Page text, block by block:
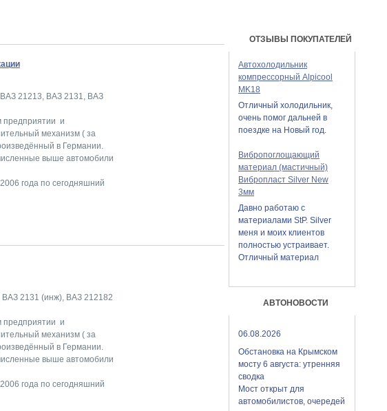
ОТЗЫВЫ ПОКУПАТЕЛЕЙ
Автохолодильник
компрессорный Alpicool
MK18
Отличный холодильник,
очень помог дальней в
поездке на Новый год.
Вибропоглощающий
материал (мастичный)
Вибропласт Silver New
3мм
Давно работаю с
материалами StP. Silver
меня и моих клиентов
полностью устраивает.
Отличный материал
АВТОНОВОСТИ
06.08.2026
Обстановка на Крымском
мосту 6 августа: утренняя
сводка
Мост открыт для
автомобилистов, очередей
21213, ВАЗ 2131, ВАЗ
предприятии и
механизм ( за
в Германии.
выше автомобили
года по сегодняшний
ВАЗ 2131 (инж), ВАЗ 212182
предприятии и
механизм ( за
в Германии.
выше автомобили
года по сегодняшний